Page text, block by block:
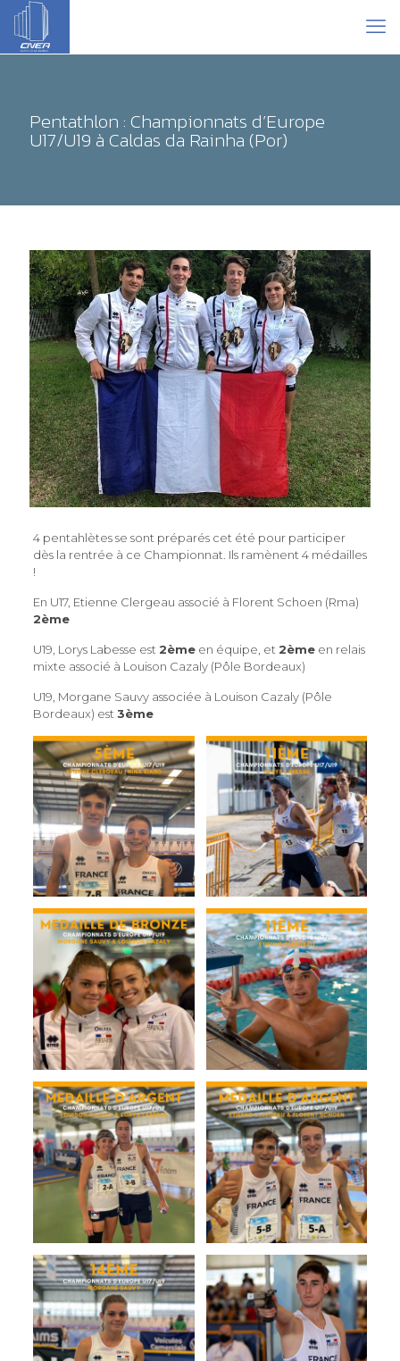
Pentathlon : Championnats d’Europe
U17/U19 à Caldas da Rainha (Por)
4 pentahlètes se sont préparés cet été pour participer
dès la rentrée à ce Championnat. Ils ramènent 4 médailles
!
En U17, Etienne Clergeau associé à Florent Schoen (Rma)
2ème
U19, Lorys Labesse est 2èmeen équipe, et 2èmeen relais
mixte associé à Louison Cazaly (Pôle Bordeaux)
U19, Morgane Sauvy associée à Louison Cazaly (Pôle
Bordeaux) est 3ème